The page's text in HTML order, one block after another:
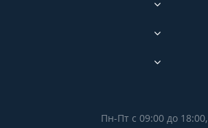
Пн-Пт с 09:00 до 18:00,